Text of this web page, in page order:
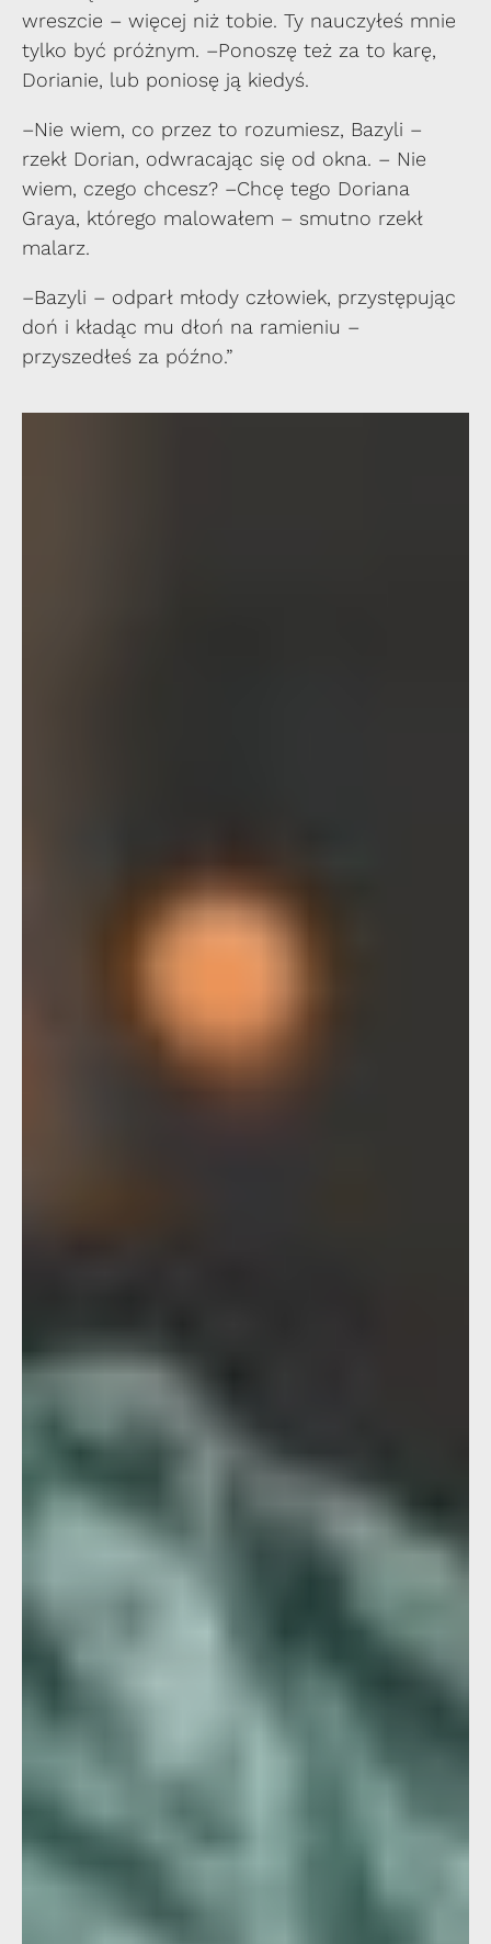
wreszcie – więcej niż tobie. Ty nauczyłeś mnie
tylko być próżnym. –Ponoszę też za to karę,
Dorianie, lub poniosę ją kiedyś.
–Nie wiem, co przez to rozumiesz, Bazyli –
rzekł Dorian, odwracając się od okna. – Nie
wiem, czego chcesz? –Chcę tego Doriana
Graya, którego malowałem – smutno rzekł
malarz.
–Bazyli – odparł młody człowiek, przystępując
doń i kładąc mu dłoń na ramieniu –
przyszedłeś za późno.”